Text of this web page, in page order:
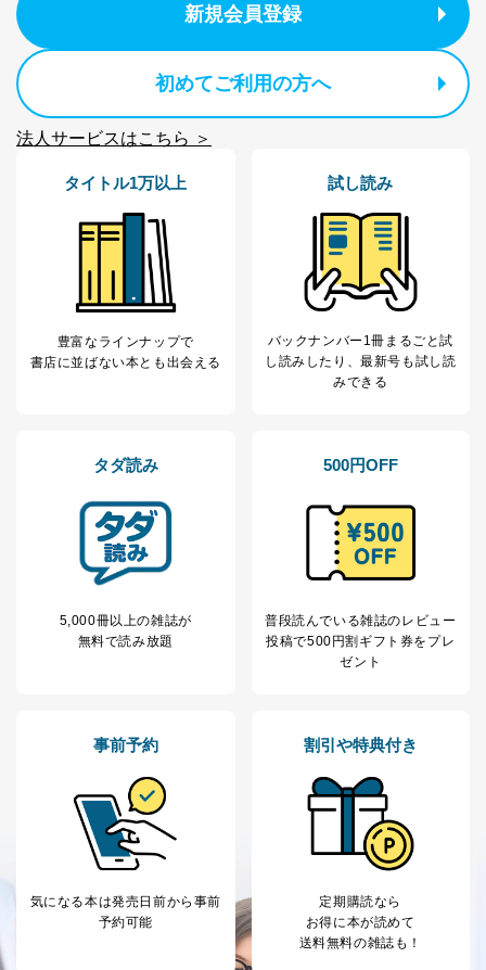
新規会員登録
初めてご利用の方へ
法人サービスはこちら ＞
タイトル1万以上
豊富なラインナップで
書店に並ばない本とも出会える
試し読み
バックナンバー1冊まるごと試
し読み したり、最新号も試し読
みできる
タダ読み
5,000冊以上の雑誌が
無料で読み放題
500円OFF
普段読んでいる雑誌のレビュー
投稿で500円割ギフト券をプレ
ゼント
事前予約
気になる本は発売日前から事前
予約可能
割引や特典付き
定期購読なら
お得に本が読めて
送料無料の雑誌も！